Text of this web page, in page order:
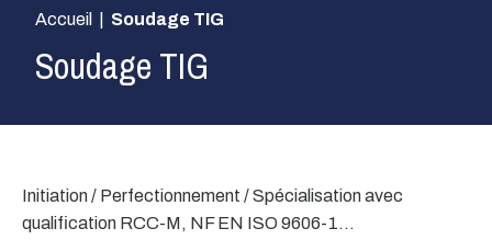
Accueil Soudage TIG
Soudage TIG
Initiation / Perfectionnement / Spécialisation avec
qualification RCC-M, NF EN ISO 9606-1…